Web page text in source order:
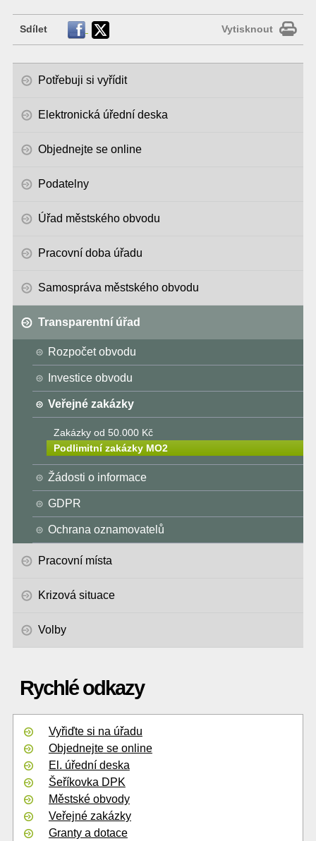
Sdílet Vytisknout
Potřebuji si vyřídit
Elektronická úřední deska
Objednejte se online
Podatelny
Úřad městského obvodu
Pracovní doba úřadu
Samospráva městského obvodu
Transparentní úřad
Rozpočet obvodu
Investice obvodu
Veřejné zakázky
Zakázky od 50.000 Kč
Podlimitní zakázky MO2
Žádosti o informace
GDPR
Ochrana oznamovatelů
Pracovní místa
Krizová situace
Volby
Rychlé odkazy
Vyřiďte si na úřadu
Objednejte se online
El. úřední deska
Šeříkovka DPK
Městské obvody
Veřejné zakázky
Granty a dotace